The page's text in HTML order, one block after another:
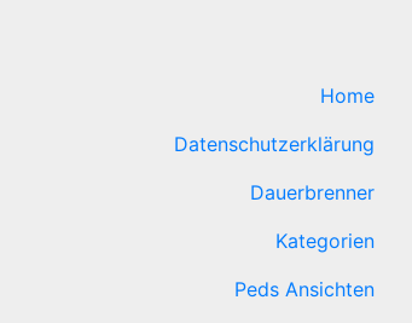
Home
Datenschutzerklärung
Dauerbrenner
Kategorien
Peds Ansichten